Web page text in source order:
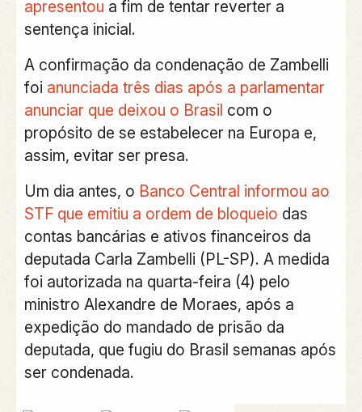
apresentou a fim de tentar reverter a
sentença inicial.
A confirmação da condenação de Zambelli
foi anunciada três dias após a parlamentar
anunciar que deixou o Brasil com o
propósito de se estabelecer na Europa e,
assim, evitar ser presa.
Um dia antes, o Banco Central informou ao
STF que emitiu a ordem de bloqueio das
contas bancárias e ativos financeiros da
deputada Carla Zambelli (PL-SP). A medida
foi autorizada na quarta-feira (4) pelo
ministro Alexandre de Moraes, após a
expedição do mandado de prisão da
deputada, que fugiu do Brasil semanas após
ser condenada.